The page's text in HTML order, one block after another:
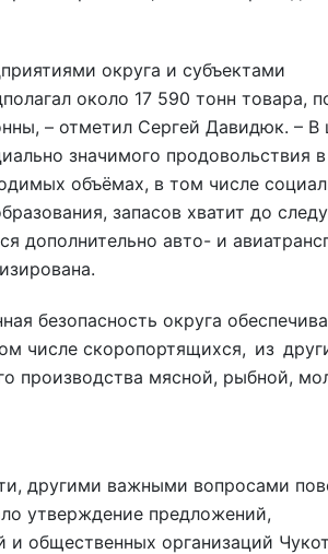
округа и субъектами
около 17 590 тонн товара,
– отметил Сергей Давидюк. – В
значимого продовольствия
объёмах, в том числе
запасов хватит до
дополнительно авто- и
безопасность округа
числе скоропортящихся, из
производства мясной, рыбной,
другими важными вопросами
утверждение предложений,
общественных организаций